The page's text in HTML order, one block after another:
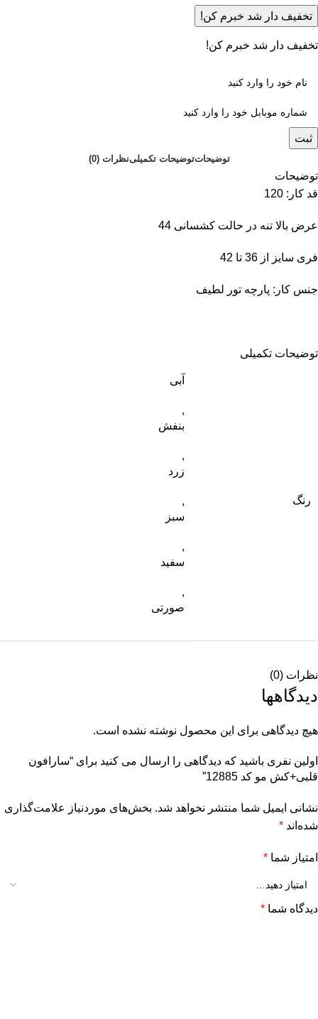
تخفیف دار شد خبرم کن!
تخفیف دار شد خبرم کن!
ثبت
توضیحاتتوضیحات تکمیلینظرات (0)
توضیحات
قد کار: 120
عرض بالا تنه در حالت کشسانی 44
فری سایز از 36 تا 42
جنس کار: پارچه تور لطیف
توضیحات تکمیلی
رنگ
آبی
,
بنفش
,
زرد
,
سبز
,
سفید
,
صورتی
نظرات (0)
دیدگاهها
هیچ دیدگاهی برای این محصول نوشته نشده است.
اولین نفری باشید که دیدگاهی را ارسال می کنید برای “سارافون
قلبی+کش مو کد 12885”
نشانی ایمیل شما منتشر نخواهد شد. بخش‌های موردنیاز علامت‌گذاری
شده‌اند *
امتیاز شما *
دیدگاه شما *